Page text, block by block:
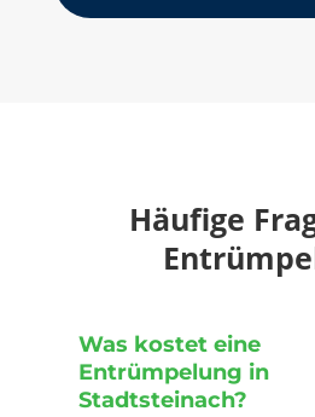
Häufige
Was kostet eine
Entrümpelung in
Stadtsteinach?